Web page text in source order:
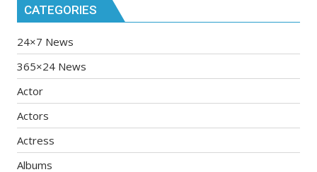
CATEGORIES
24×7 News
365×24 News
Actor
Actors
Actress
Albums